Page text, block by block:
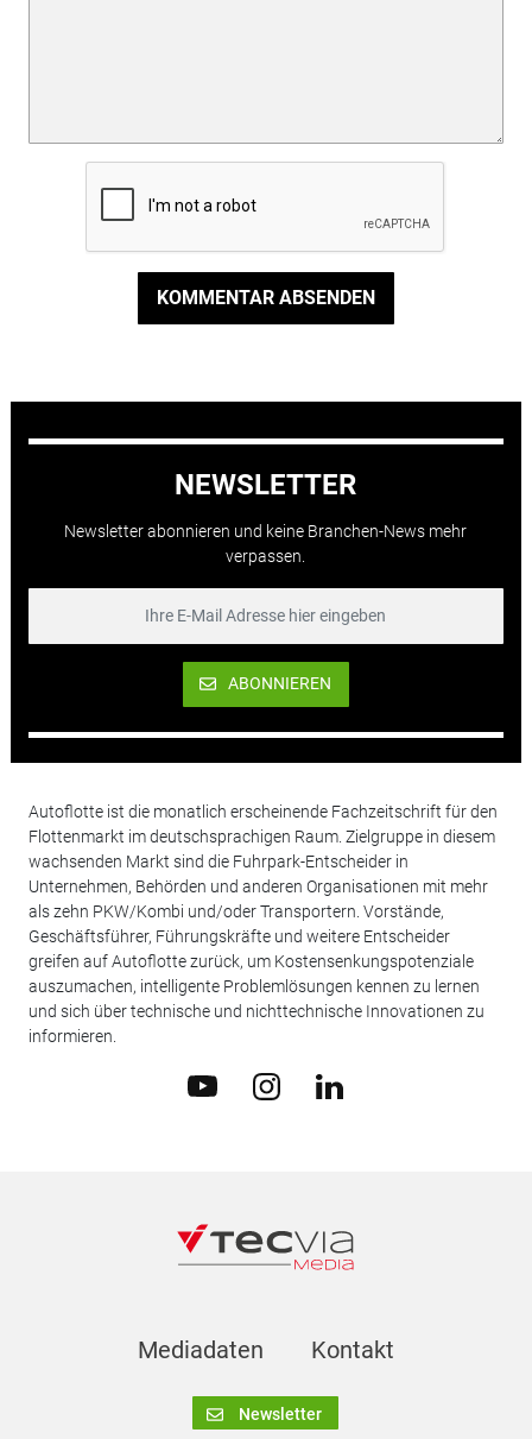
KOMMENTAR ABSENDEN
NEWSLETTER
Newsletter abonnieren und keine Branchen-News mehr
verpassen.
ABONNIEREN
Autoflotte ist die monatlich erscheinende Fachzeitschrift für den
Flottenmarkt im deutschsprachigen Raum. Zielgruppe in diesem
wachsenden Markt sind die Fuhrpark-Entscheider in
Unternehmen, Behörden und anderen Organisationen mit mehr
als zehn PKW/Kombi und/oder Transportern. Vorstände,
Geschäftsführer, Führungskräfte und weitere Entscheider
greifen auf Autoflotte zurück, um Kostensenkungspotenziale
auszumachen, intelligente Problemlösungen kennen zu lernen
und sich über technische und nichttechnische Innovationen zu
informieren.
Mediadaten Kontakt
Newsletter